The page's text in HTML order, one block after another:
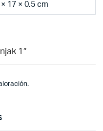
× 17 × 0.5 cm
1”